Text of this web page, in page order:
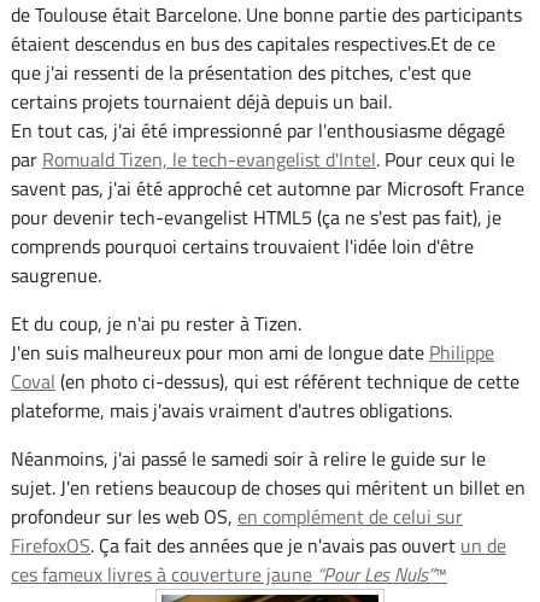
de Toulouse était Barcelone. Une bonne partie des participants
étaient descendus en bus des capitales respectives.Et de ce
que j'ai ressenti de la présentation des pitches, c'est que
certains projets tournaient déjà depuis un bail.
En tout cas, j'ai été impressionné par l'enthousiasme dégagé
par Romuald Tizen, le tech-evangelist d'Intel. Pour ceux qui le
savent pas, j'ai été approché cet automne par Microsoft France
pour devenir tech-evangelist HTML5 (ça ne s'est pas fait), je
comprends pourquoi certains trouvaient l'idée loin d'être
saugrenue.
Et du coup, je n'ai pu rester à Tizen.
J'en suis malheureux pour mon ami de longue date Philippe
Coval (en photo ci-dessus), qui est référent technique de cette
plateforme, mais j'avais vraiment d'autres obligations.
Néanmoins, j'ai passé le samedi soir à relire le guide sur le
sujet. J'en retiens beaucoup de choses qui méritent un billet en
profondeur sur les web OS, en complément de celui sur
FirefoxOS. Ça fait des années que je n'avais pas ouvert un de
ces fameux livres à couverture jaune Pour Les Nuls ™